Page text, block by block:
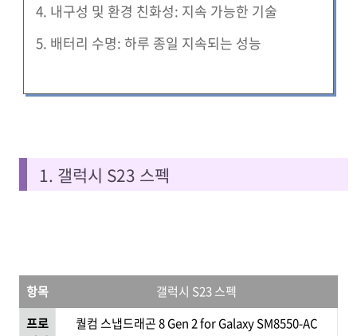
4. 내구성 및 환경 친화성: 지속 가능한 기술
5. 배터리 수명: 하루 종일 지속되는 성능
1. 갤럭시 S23 스펙
항목
갤럭시 S23 스펙
프로
퀄컴 스냅드래곤 8 Gen 2 for Galaxy SM8550-AC